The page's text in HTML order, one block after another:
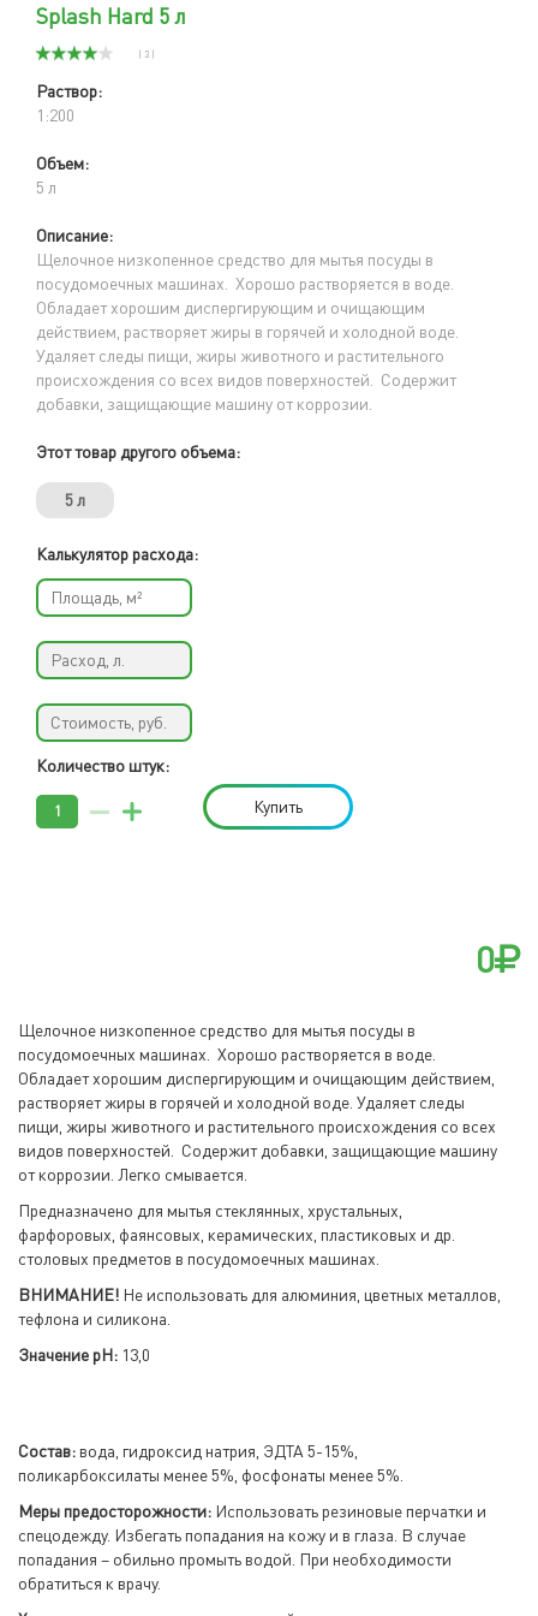
Splash Hard 5 л
( 3 )
Раствор:
1:200
Объем:
5 л
Описание:
Щелочное низкопенное средство для мытья посуды в
посудомоечных машинах. Хорошо растворяется в воде.
Обладает хорошим диспергирующим и очищающим
действием, растворяет жиры в горячей и холодной воде.
Удаляет следы пищи, жиры животного и растительного
происхождения со всех видов поверхностей. Содержит
добавки, защищающие машину от коррозии.
Этот товар другого объема:
5 л
Калькулятор расхода:
Количество штук:
Купить
0
Щелочное низкопенное средство для мытья посуды в
посудомоечных машинах. Хорошо растворяется в воде.
Обладает хорошим диспергирующим и очищающим действием,
растворяет жиры в горячей и холодной воде. Удаляет следы
пищи, жиры животного и растительного происхождения со всех
видов поверхностей. Содержит добавки, защищающие машину
от коррозии. Легко смывается.
Предназначено для мытья стеклянных, хрустальных,
фарфоровых, фаянсовых, керамических, пластиковых и др.
столовых предметов в посудомоечных машинах.
ВНИМАНИЕ! Не использовать для алюминия, цветных металлов,
тефлона и силикона.
Значение pH: 13,0
Состав: вода, гидроксид натрия, ЭДТА 5-15%,
поликарбоксилаты менее 5%, фосфонаты менее 5%.
Меры предосторожности: Использовать резиновые перчатки и
спецодежду. Избегать попадания на кожу и в глаза. В случае
попадания – обильно промыть водой. При необходимости
обратиться к врачу.